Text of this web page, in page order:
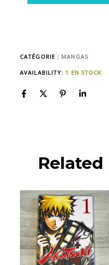
CATÉGORIE : MANGAS
AVAILABILITY: 1 EN STOCK